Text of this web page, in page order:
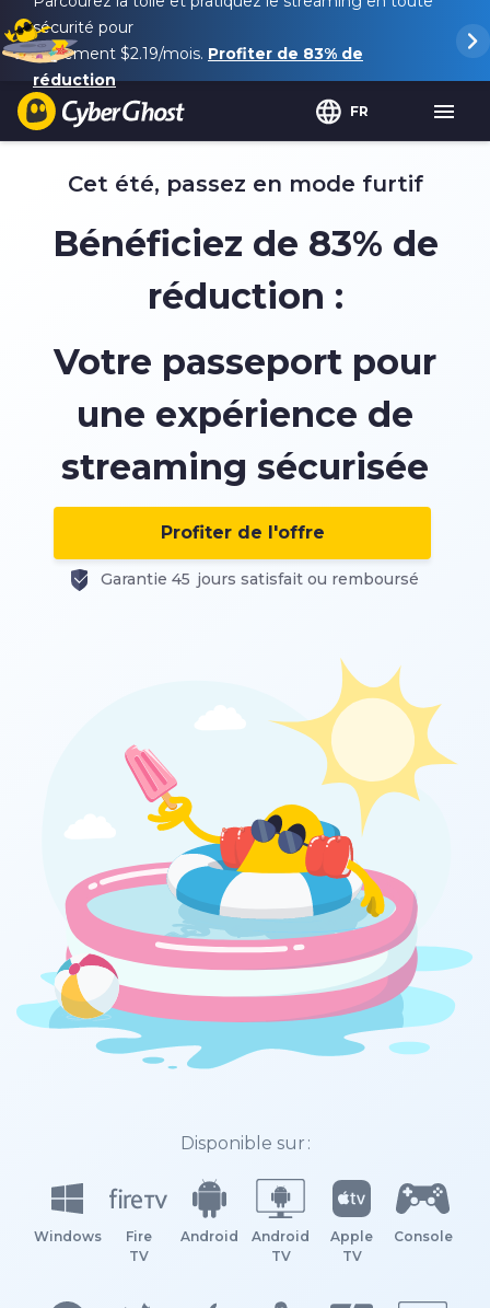
sécurité pour
seulement $2.19/mois. Profiter de 83% de
réduction
FR
Cet été, passez en mode furtif
Bénéficiez de 83% de
réduction :
Votre passeport pour
une expérience de
streaming sécurisée
Profiter de l'offre
Garantie 45 jours satisfait ou remboursé
Disponible sur :
Windows
Fire
TV
Android
Android
TV
Apple
TV
Console